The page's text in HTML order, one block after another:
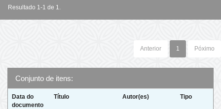
Resultado 1-1 de 1.
Anterior 1 Póximo
Conjunto de itens:
Data do
documento
Título Autor(es) Tipo